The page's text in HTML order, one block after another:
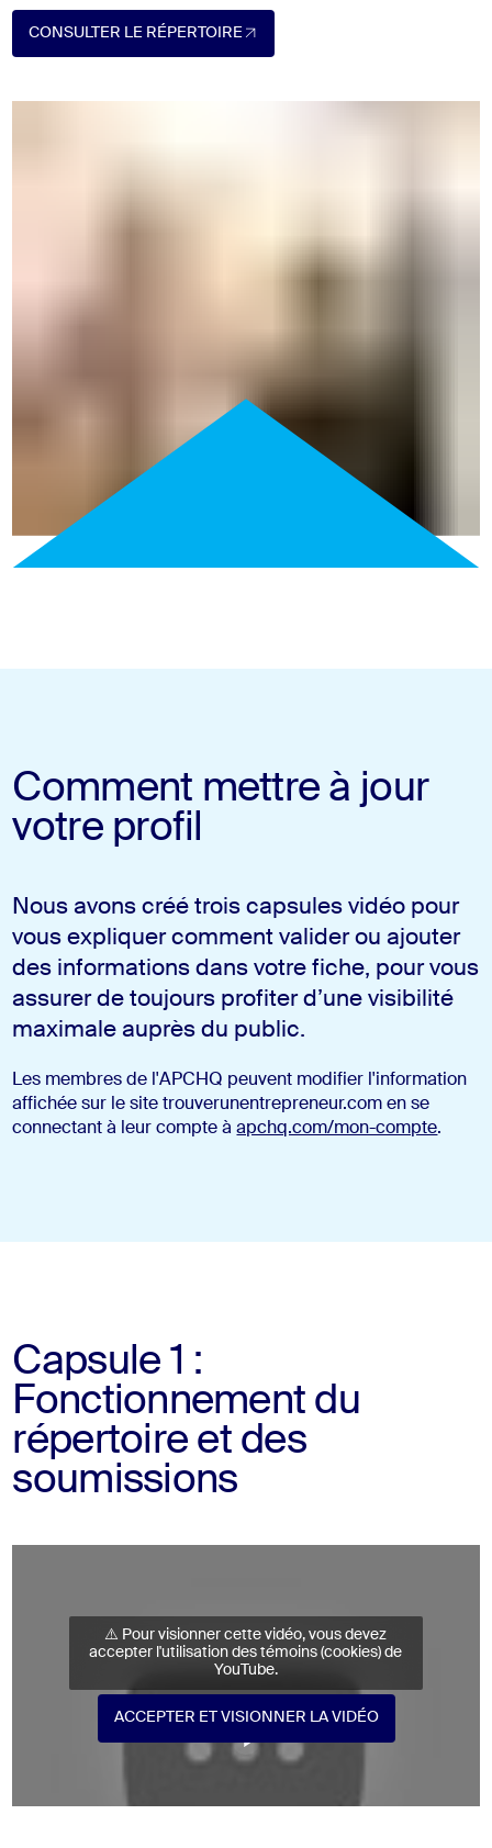
CONSULTER LE RÉPERTOIRE
Comment mettre à jour
votre profil
Nous avons créé trois capsules vidéo pour
vous expliquer commentvalider ou ajouter
des informationsdans votre fiche, pour vous
assurerde toujours profiter d’une visibilité
maximale auprès du public.
Les membres de l'APCHQ peuvent modifier l'information
affichée sur le site trouverunentrepreneur.com en se
connectant à leur compte àapchq.com/mon-compte.
Capsule 1 :
Fonctionnement du
répertoire et des
soumissions
⚠️ Pour visionner cette vidéo, vous devez
accepter l'utilisation des témoins (cookies) de
YouTube.
ACCEPTER ET VISIONNER LA VIDÉO
ACCEPTER ET VISIONNER LA VIDÉO